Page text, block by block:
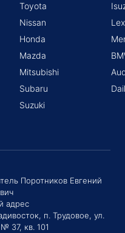
Toyota
Nissan
Honda
Mazda
Mitsubishi
Subaru
Suzuki
Поротников Евгений
адрес
п. Трудовое, ул.
37, кв. 101